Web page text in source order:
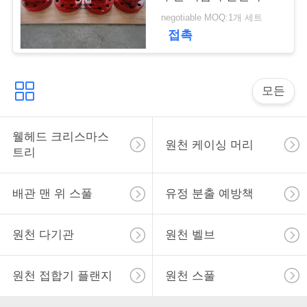
이
트
맵
PRIVACY
POLICY
negotiable MOQ:1개 세트
접촉
모든
웰헤드 크리스마스
트리
원천 케이싱 머리
배관 맨 위 스풀 유정 분출 예방책
원천 다기관 원천 벨브
원천 접합기 플랜지 원천 스풀